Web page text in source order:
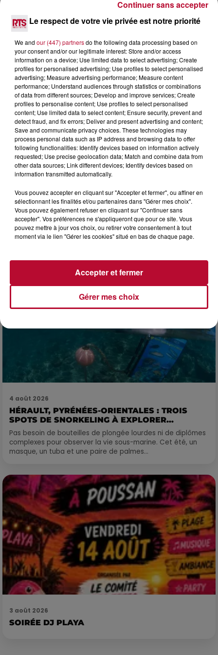
NÎMES : « LE RÊVE DU GLADIATEUR » INVESTIT
LES ARÈNES CES 3...
Après un franc succès l'été dernier, le spectacle « Le Rêve
du gladiateur » revient illuminer l'amphithéâtre romain les 6,
7 et 8 août. Une fresque nocturne...
4 août 2026
FÊTE DE LA POLYNÉSIE À VILLEVEYRAC
4 août 2026
HÉRAULT, PYRÉNÉES-ORIENTALES : TROIS
SPOTS DE SNORKELING À EXPLORER...
Pas besoin de bouteilles de plongée lourdes ni de diplômes
complexes pour observer la vie sous-marine. Cet été, un
masque, un tuba et une paire de palmes...
3 août 2026
SOIRÉE DJ PLAYA
Le respect de votre vie privée est notre priorité
We and our (447) partnersdo the following data processing based on
your consent and/or our legitimate interest: Store and/or access
information on a device; Use limited data to select advertising; Create
profiles for personalised advertising; Use profiles to select personalised
advertising; Measure advertising performance; Measure content
performance; Understand audiences through statistics or combinations
of data from different sources; Develop and improve services; Create
profiles to personalise content; Use profiles to select personalised
content; Use limited data to select content; Ensure security, prevent and
detect fraud, and fix errors; Deliver and present advertising and content;
Save and communicate privacy choices. These technologies may
process personal data such as IP address and browsing data to offer
following functionalities: Identify devices based on information actively
requested; Use precise geolocation data; Match and combine data from
other data sources; Link different devices; Identify devices based on
information transmitted automatically.
Vous pouvez accepter en cliquant sur "Accepter et fermer", ou affiner en
sélectionnant les finalités et/ou partenaires dans "Gérer mes choix".
Vous pouvez également refuser en cliquant sur "Continuer sans
accepter". Vos préférences ne s'appliqueront que pour ce site. Vous
pouvez mettre à jour vos choix, ou retirer votre consentement à tout
moment via le lien "Gérer les cookies" situé en bas de chaque page.
Gérer mes choix
Accepter et fermer
Continuer sans accepter